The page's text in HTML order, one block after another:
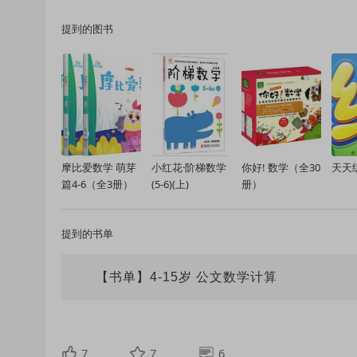
提到的图书
摩比爱数学 萌芽
篇4-6（全3册）
小红花·阶梯数学
(5-6)(上)
你好! 数学（全30
册）
天天
提到的书单
【书单】4-15岁 公文数学计算
7 7 6